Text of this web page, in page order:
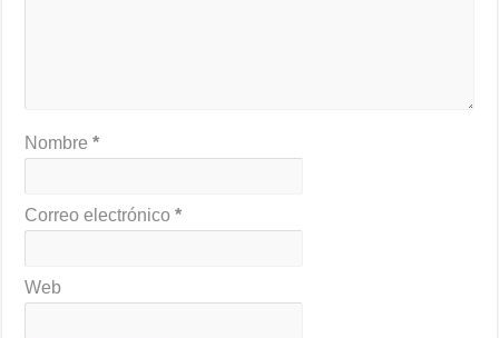
Nombre*
Correo electrónico*
Web